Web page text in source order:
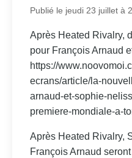
Publié le jeudi 23 juillet à
Après Heated Rivalry,
pour François Arnaud
https://
ecrans/article/la-
arnaud-et-sophie-
premiere-mondiale-a-
Après Heated Rivalry,
François Arnaud